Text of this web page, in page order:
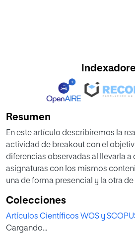
Resumen
En este artículo describiremos la
actividad de breakout con el
diferencias observadas al llevarla a
asignaturas con los mismos
una de forma presencial y la otra
estableceremos las bases de
ayudará a describir la evolución de
forma presencial hasta la virtual.
Colecciones
Artículos Científicos WOS y
Cargando...